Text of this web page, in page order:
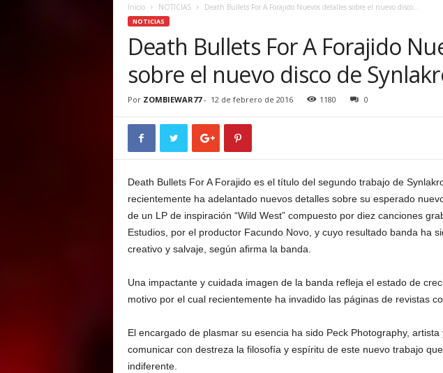
Inicio NOTICIAS Death Bullets For A Forajido Nuevos detalles sobre el nuevo disco...
NOTICIAS
Death Bullets For A Forajido
sobre el nuevo disco de
Por ZOMBIEWAR77- 12 de febrero de 2016 1180 0
Death Bullets For A Forajido es el título del segundo trabajo de
recientemente ha adelantado nuevos detalles sobre su esperado
de un LP de inspiración “Wild West” compuesto por diez canciones
Estudios, por el productor Facundo Novo, y cuyo resultado banda ha
creativo y salvaje, según afirma la banda.
Una impactante y cuidada imagen de la banda refleja el estado de
motivo por el cual recientemente ha invadido las páginas de revistas
El encargado de plasmar su esencia ha sido Peck Photography,
comunicar con destreza la filosofía y espíritu de este nuevo trabajo
indiferente.